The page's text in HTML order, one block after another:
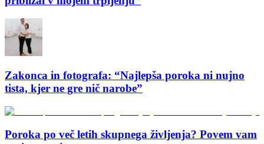
Zakonca in fotografa: “Najlepša poroka ni nujno
tista, kjer ne gre nič narobe”
Poroka po več letih skupnega življenja? Povem vam